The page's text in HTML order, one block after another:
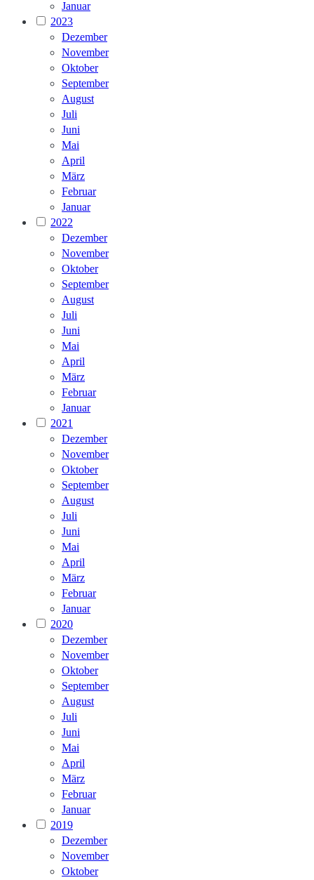
Januar
2023
Dezember
November
Oktober
September
August
Juli
Juni
Mai
April
März
Februar
Januar
2022
Dezember
November
Oktober
September
August
Juli
Juni
Mai
April
März
Februar
Januar
2021
Dezember
November
Oktober
September
August
Juli
Juni
Mai
April
März
Februar
Januar
2020
Dezember
November
Oktober
September
August
Juli
Juni
Mai
April
März
Februar
Januar
2019
Dezember
November
Oktober